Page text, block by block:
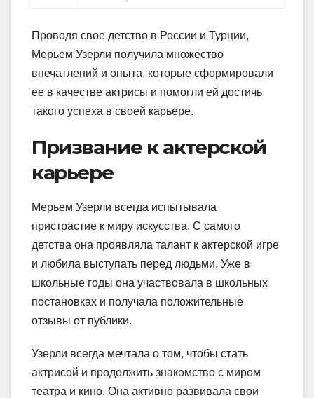
Проводя свое детство в России и Турции,
Мерьем Узерли получила множество
впечатлений и опыта, которые сформировали
ее в качестве актрисы и помогли ей достичь
такого успеха в своей карьере.
Призвание к актерской
карьере
Мерьем Узерли всегда испытывала
пристрастие к миру искусства. С самого
детства она проявляла талант к актерской игре
и любила выступать перед людьми. Уже в
школьные годы она участвовала в школьных
постановках и получала положительные
отзывы от публики.
Узерли всегда мечтала о том, чтобы стать
актрисой и продолжить знакомство с миром
театра и кино. Она активно развивала свои